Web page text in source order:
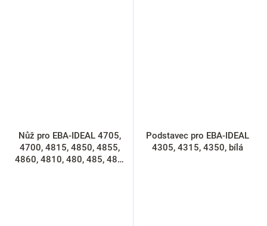
Nůž pro EBA-IDEAL 4705,
4700, 4815, 4850, 4855,
4860, 4810, 480, 485, 486,
Podstavec pro EBA-IDEAL
4305, 4315, 4350, bílá